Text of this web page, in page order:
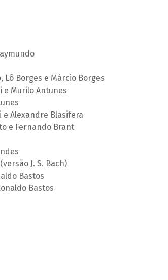
Lô Borges e Márcio Borges
e Murilo Antunes
e Alexandre Blasifera
e Fernando Brant
J. S. Bach)
Bastos
Bastos